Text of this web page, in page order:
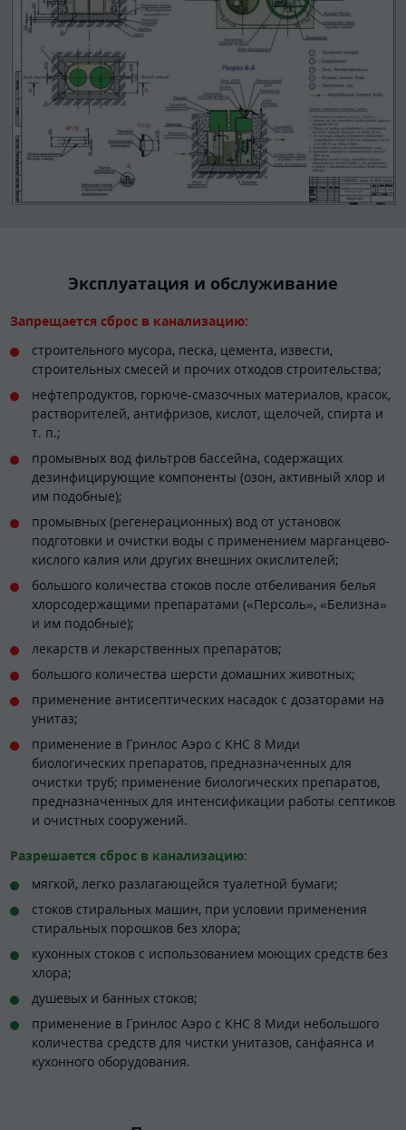
Эксплуатация и обслуживание
Запрещается сброс в канализацию:
строительного мусора, песка, цемента, извести,
строительных смесей и прочих отходов строительства;
нефтепродуктов, горюче-смазочных материалов, красок,
растворителей, антифризов, кислот, щелочей, спирта и
т. п.;
промывных вод фильтров бассейна, содержащих
дезинфицирующие компоненты (озон, активный хлор и
им подобные);
промывных (регенерационных) вод от установок
подготовки и очистки воды с применением марганцево-
кислого калия или других внешних окислителей;
большого количества стоков после отбеливания белья
хлорсодержащими препаратами («Персоль», «Белизна»
и им подобные);
лекарств и лекарственных препаратов;
большого количества шерсти домашних животных;
применение антисептических насадок с дозаторами на
унитаз;
применение в Гринлос Аэро с КНС 8 Миди
биологических препаратов, предназначенных для
очистки труб; применение биологических препаратов,
предназначенных для интенсификации работы септиков
и очистных сооружений.
Разрешается сброс в канализацию:
мягкой, легко разлагающейся туалетной бумаги;
стоков стиральных машин, при условии применения
стиральных порошков без хлора;
кухонных стоков с использованием моющих средств без
хлора;
душевых и банных стоков;
применение в Гринлос Аэро с КНС 8 Миди небольшого
количества средств для чистки унитазов, санфаянса и
кухонного оборудования.